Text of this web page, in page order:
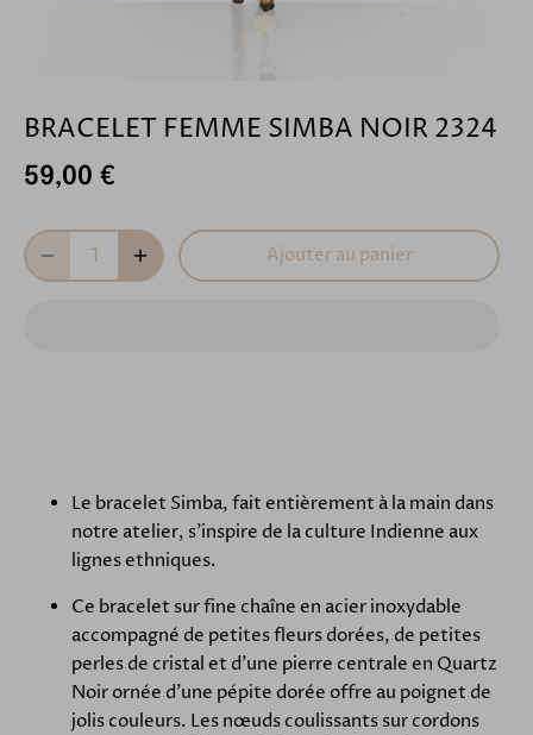
BRACELET FEMME SIMBA NOIR 2324
59,00 €
Ajouter au panier
Le bracelet Simba, fait entièrement à la main dans
notre atelier, s'inspire de la culture Indienne aux
lignes ethniques.
Ce bracelet sur fine chaîne en acier inoxydable
accompagné de petites fleurs dorées, de petites
perles de cristal et d'une pierre centrale en Quartz
Noir ornée d'une pépite dorée offre au poignet de
jolis couleurs. Les nœuds coulissants sur cordons